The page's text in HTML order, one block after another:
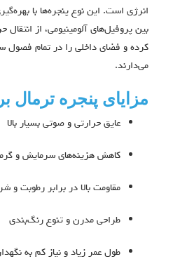
انرژی است. این نوع پنجره‌ها با
بین پروفیل‌های آلومینیومی، از انتقال
کرده و فضای داخلی را در تمام فصول
می‌دارند.
مزایای پنجره ترمال
عایق حرارتی و صوتی بسیار بالا
کاهش هزینه‌های سرمایش و
مقاومت بالا در برابر رطوبت و
طراحی مدرن و تنوع رنگ‌بندی
طول عمر زیاد و نیاز کم به